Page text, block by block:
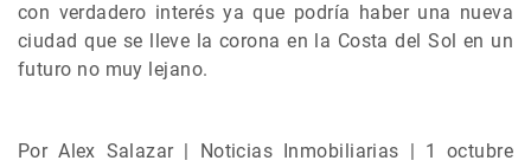
con verdadero interés ya que podría haber una nueva
ciudad que se lleve la corona en la Costa del Sol en un
futuro no muy lejano.
Por Alex Salazar | Noticias Inmobiliarias | 1 octubre